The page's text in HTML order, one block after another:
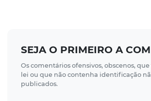
SEJA O PRIMEIRO A
Os comentários ofensivos, obscenos, que
lei ou que não contenha identificação
publicados.